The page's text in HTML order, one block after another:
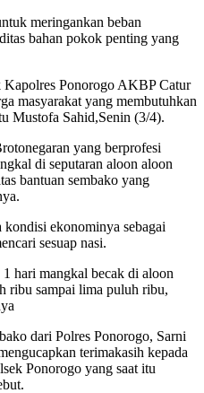
meringankan beban
bahan pokok penting yang
Kapolres Ponorogo AKBP Catur
masyarakat yang membutuhkan
Mustofa Sahid,Senin (3/4).
yang berprofesi
di seputaran aloon aloon
bantuan sembako yang
kondisi ekonominya sebagai
sesuap nasi.
hari mangkal becak di aloon
ribu sampai lima puluh ribu,
dari Polres Ponorogo, Sarni
terimakasih kepada
Ponorogo yang saat itu